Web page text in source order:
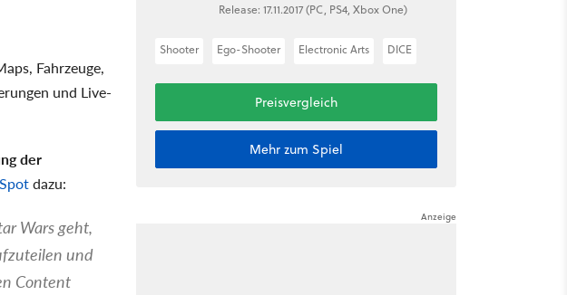
Fahrzeuge,
und Live-
der
dazu:
Wars geht,
und
Content
Release: 17.11.2017 (PC, PS4, Xbox One)
Shooter Ego-Shooter Electronic Arts DICE
Preisvergleich
Mehr zum Spiel